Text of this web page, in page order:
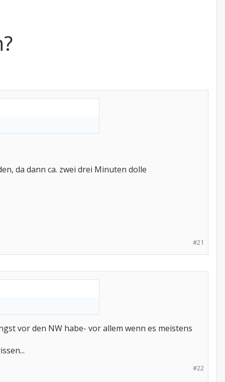
da dann ca. zwei drei Minuten dolle
#21
vor den NW habe- vor allem wenn es meistens
#22